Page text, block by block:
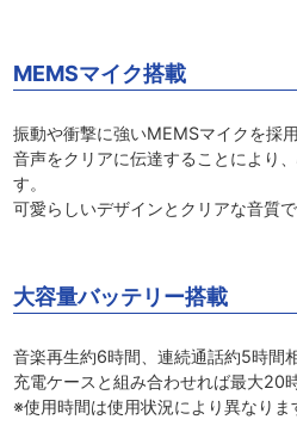
MEMSマイク搭載
振動や衝撃に強いMEMSマイクを採用
音声をクリアに伝達することにより
す。
可愛らしいデザインとクリアな音質
大容量バッテリー搭載
音楽再生約6時間、連続通話約5時間
充電ケースと組み合わせれば最大20
※使用時間は使用状況により異なりま